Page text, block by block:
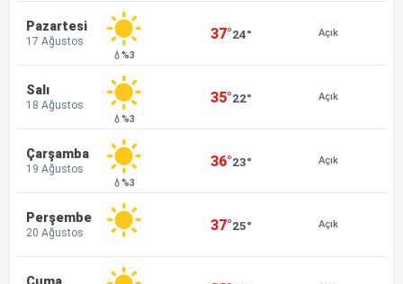
Pazartesi
17 Ağustos
💧%3
37°24° Açık
Salı
18 Ağustos
💧%3
35°22° Açık
Çarşamba
19 Ağustos
💧%3
36°23° Açık
Perşembe
20 Ağustos 37°25° Açık